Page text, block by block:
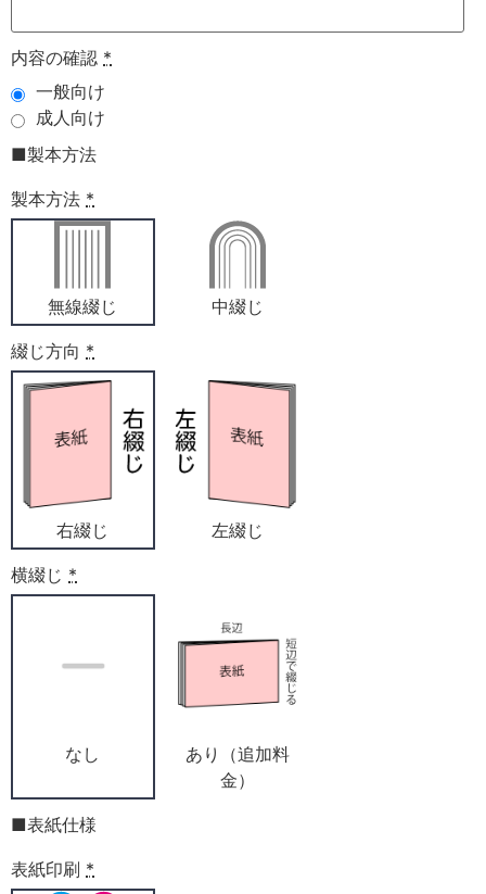
内容の確認 *
一般向け
成人向け
■製本方法
製本方法 *
無線綴じ 中綴じ
綴じ方向 *
右綴じ 左綴じ
横綴じ *
なし
あり（追加料
金）
■表紙仕様
表紙印刷 *